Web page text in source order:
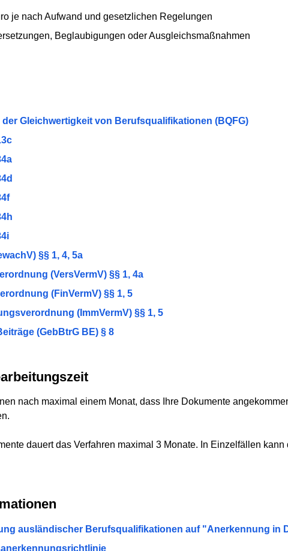
je nach Aufwand und gesetzlichen Regelungen
Beglaubigungen oder Ausgleichsmaßnahmen
Gleichwertigkeit von Berufsqualifikationen (BQFG)
§§ 1, 4, 5a
(VersVermV) §§ 1, 4a
(FinVermV) §§ 1, 5
(ImmVermV) §§ 1, 5
(GebBtrG BE) § 8
nach maximal einem Monat, dass Ihre Dokumente
dauert das Verfahren maximal 3 Monate. In Einzelfällen
ausländischer Berufsqualifikationen auf "Anerkennung in